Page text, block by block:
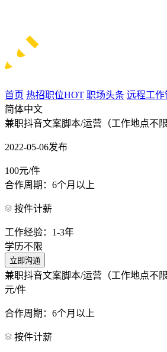
首页 热招职位HOT 职场头条 远程工作
简体中文
兼职抖音文案脚本/运营（工作地点不限
2022-05-06发布
100元/件
合作周期：6个月以上
按件计薪
工作经验：1-3年
学历不限
立即沟通
兼职抖音文案脚本/运营（工作地点不
元/件
合作周期：6个月以上
按件计薪